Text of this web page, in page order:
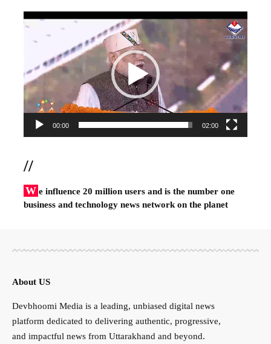
Video
00:00 02:00
//
W e influence 20 million users and is the number one
business and technology news network on the planet
About US
Devbhoomi Media is a leading, unbiased digital news
platform dedicated to delivering authentic, progressive,
and impactful news from Uttarakhand and beyond.